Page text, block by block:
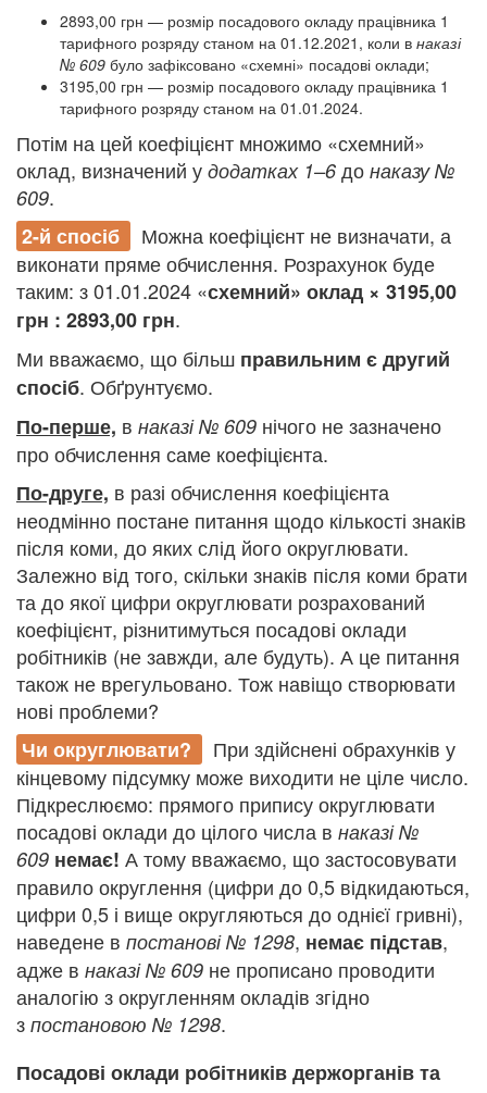
2893,00 грн — розмір посадового окладу працівника 1
тарифного розряду станом на 01.12.2021, коли в наказі
№ 609 було зафіксовано «схемні» посадові оклади;
3195,00 грн — розмір посадового окладу працівника 1
тарифного розряду станом на 01.01.2024.
Потім на цей коефіцієнт множимо «схемний»
оклад, визначений у додатках 1–6 до наказу №
609.
2-й спосіб
Можна коефіцієнт не визначати, а
виконати пряме обчислення. Розрахунок буде
таким: з 01.01.2024 «схемний» оклад × 3195,00
грн : 2893,00 грн.
Ми вважаємо, що більш правильним є другий
спосіб. Обґрунтуємо.
По-перше, в наказі № 609 нічого не зазначено
про обчислення саме коефіцієнта.
По-друге, в разі обчислення коефіцієнта
неодмінно постане питання щодо кількості знаків
після коми, до яких слід його округлювати.
Залежно від того, скільки знаків після коми брати
та до якої цифри округлювати розрахований
коефіцієнт, різнитимуться посадові оклади
робітників (не завжди, але будуть). А це питання
також не врегульовано. Тож навіщо створювати
нові проблеми?
Чи округлювати?
При здійснені обрахунків у
кінцевому підсумку може виходити не ціле число.
Підкреслюємо: прямого припису округлювати
посадові оклади до цілого числа в наказі №
609 немає! А тому вважаємо, що застосовувати
правило округлення (цифри до 0,5 відкидаються,
цифри 0,5 і вище округляються до однієї гривні),
наведене в постанові № 1298, немає підстав,
адже в наказі № 609 не прописано проводити
аналогію з округленням окладів згідно
з постановою № 1298.
Посадові оклади робітників держорганів та